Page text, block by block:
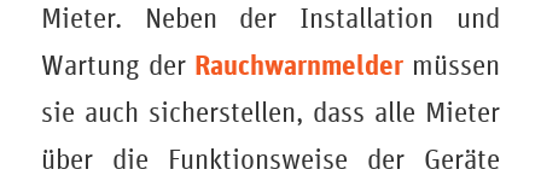
Mieter. Neben der Installation und
Wartung der Rauchwarnmelder müssen
sie auch sicherstellen, dass alle Mieter
über die Funktionsweise der Geräte